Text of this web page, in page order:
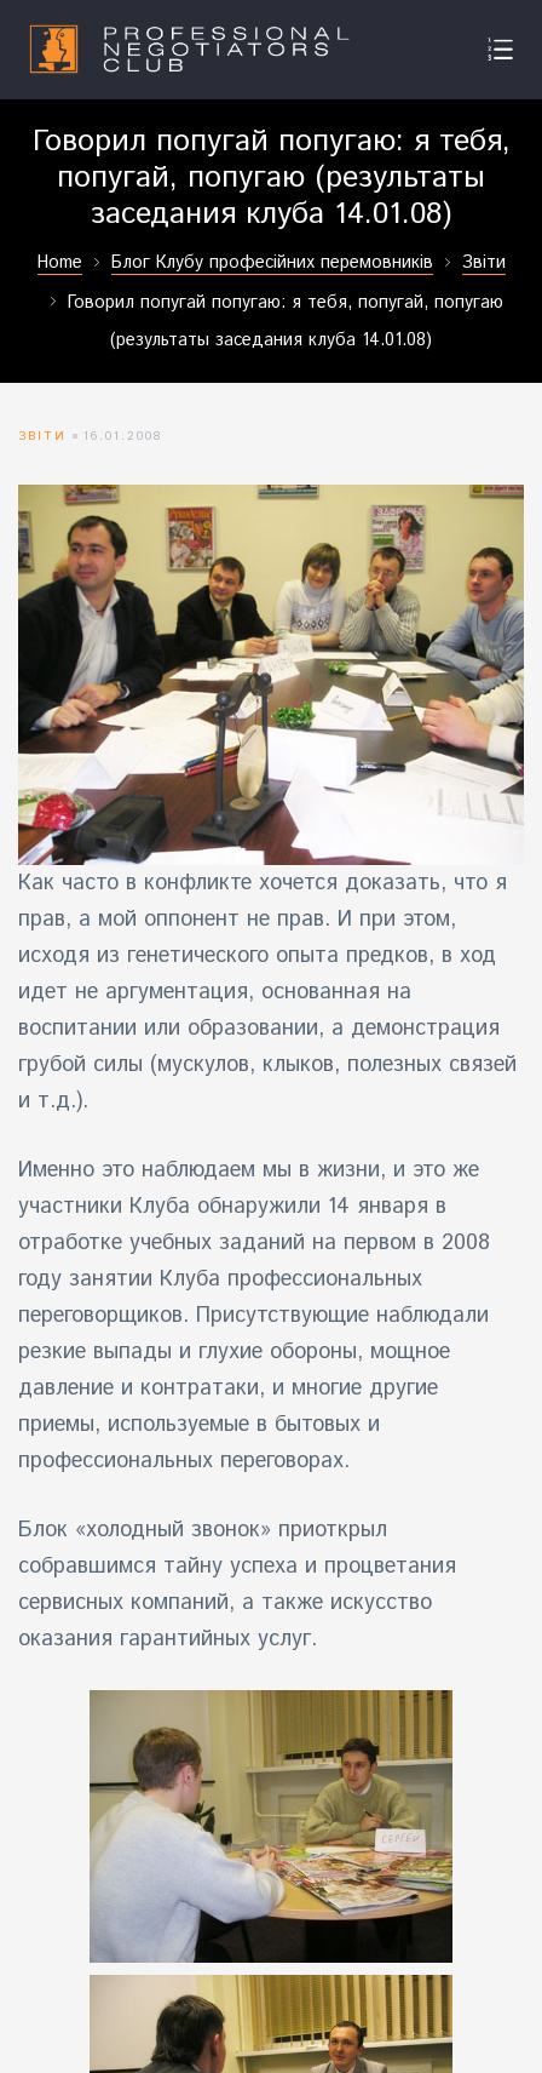
Говорил попугай попугаю: я тебя,
попугай, попугаю (результаты
заседания клуба 14.01.08)
Home Блог Клубу професійних перемовників
Звіти
Говорил попугай попугаю: я тебя, попугай, попугаю
(результаты заседания клуба 14.01.08)
ЗВІТИ 16.01.2008
Как часто в конфликте хочется доказать, что я
прав, а мой оппонент не прав. И при этом,
исходя из генетического опыта предков, в ход
идет не аргументация, основанная на
воспитании или образовании, а демонстрация
грубой силы (мускулов, клыков, полезных связей
и т.д.).
Именно это наблюдаем мы в жизни, и это же
участники Клуба обнаружили 14 января в
отработке учебных заданий на первом в 2008
году занятии Клуба профессиональных
переговорщиков. Присутствующие наблюдали
резкие выпады и глухие обороны, мощное
давление и контратаки, и многие другие
приемы, используемые в бытовых и
профессиональных переговорах.
Блок «холодный звонок» приоткрыл
собравшимся тайну успеха и процветания
сервисных компаний, а также искусство
оказания гарантийных услуг.